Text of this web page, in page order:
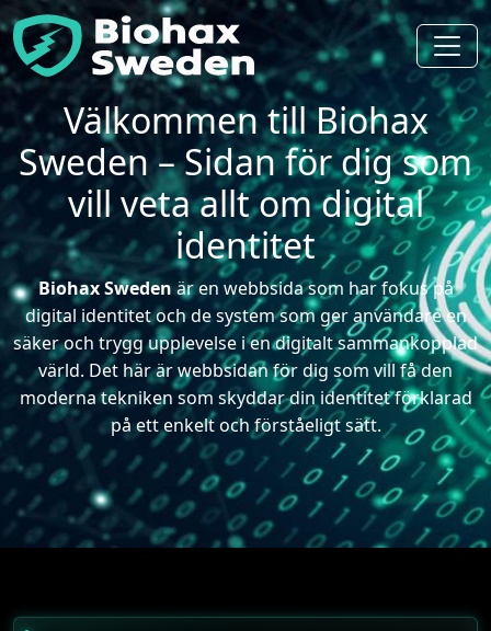
Välkommen till Biohax
Sweden – Sidan för dig som
vill veta allt om digital
identitet
Biohax Swedenär en webbsida som har fokus på
digital identitet och de system som ger användare en
säker och trygg upplevelse i en digitalt sammankopplad
värld. Det här är webbsidan för dig som vill få den
moderna tekniken som skyddar din identitet förklarad
på ett enkelt och förståeligt sätt.